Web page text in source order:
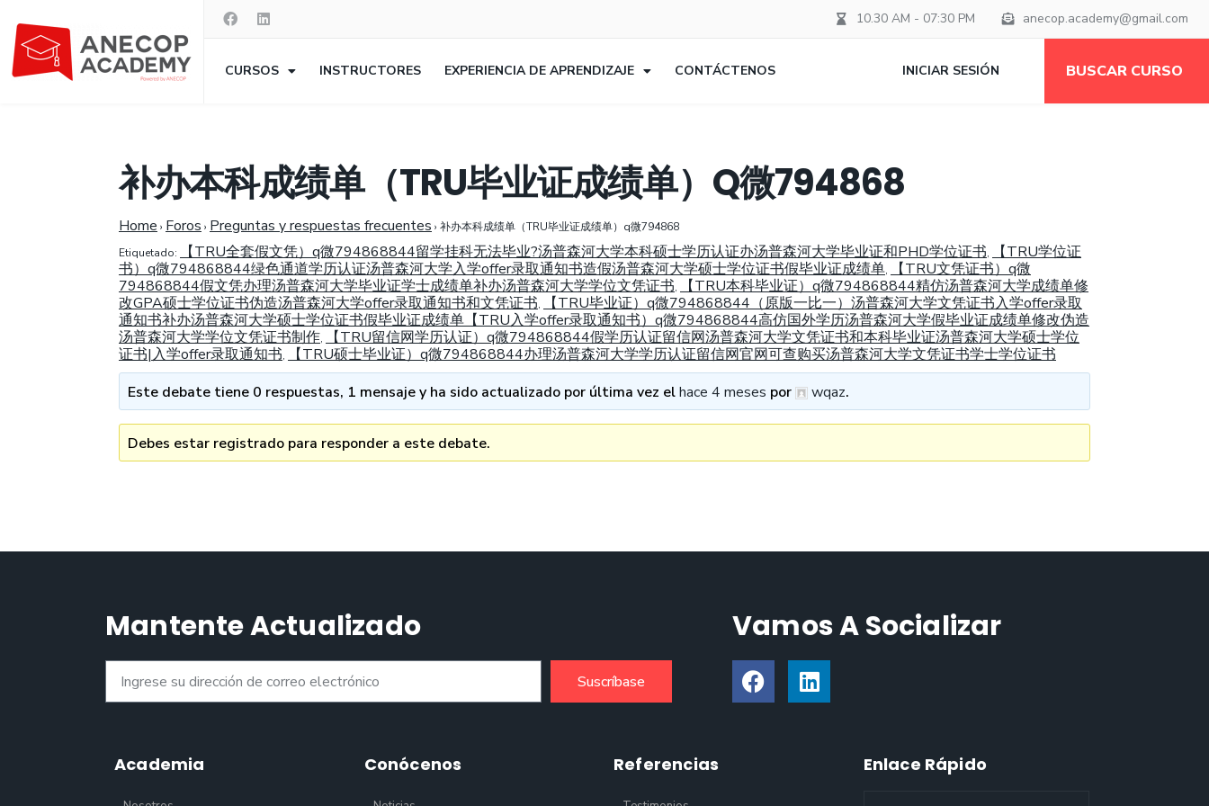
10.30 AM - 07:30 PM anecop.academy@gmail.com
CURSOS INSTRUCTORES EXPERIENCIA DE APRENDIZAJE CONTÁCTENOS INICIAR SESIÓN BUSCAR CURSO
补办本科成绩单（TRU毕业证成绩单）Q微794868
Home › Foros › Preguntas y respuestas frecuentes › 补办本科成绩单（TRU毕业证成绩单）q微794868
Etiquetado:
【TRU全套假文凭）q微794868844留学挂科无法毕业?汤普森河大学本科硕士学历认证办汤普森河大学毕业证和PHD学位证书,
【TRU学位证
书）q微794868844绿色通道学历认证汤普森河大学入学offer录取通知书造假汤普森河大学硕士学位证书假毕业证成绩单,
【TRU文凭证书）q微
794868844假文凭办理汤普森河大学毕业证学士成绩单补办汤普森河大学学位文凭证书,
【TRU本科毕业证）q微794868844精仿汤普森河大学成绩单修
改GPA硕士学位证书伪造汤普森河大学offer录取通知书和文凭证书,
【TRU毕业证）q微794868844（原版一比一）汤普森河大学文凭证书入学offer录取
通知书补办汤普森河大学硕士学位证书假毕业证成绩单【TRU入学offer录取通知书）q微794868844高仿国外学历汤普森河大学假毕业证成绩单修改伪造
汤普森河大学学位文凭证书制作,
【TRU留信网学历认证）q微794868844假学历认证留信网汤普森河大学文凭证书和本科毕业证汤普森河大学硕士学位
证书|入学offer录取通知书,
【TRU硕士毕业证）q微794868844办理汤普森河大学学历认证留信网官网可查购买汤普森河大学文凭证书学士学位证书
Este debate tiene 0 respuestas, 1 mensaje y ha sido actualizado por última vez elhace 4 meses por wqaz.
Debes estar registrado para responder a este debate.
Mantente Actualizado
Suscríbase
Vamos A Socializar
Academia Conócenos Referencias Enlace Rápido